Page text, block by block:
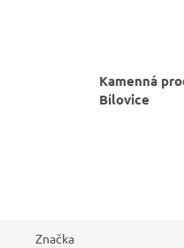
Kamenná
Bílovice
Značka